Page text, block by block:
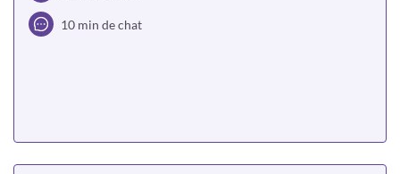
10 min de chat